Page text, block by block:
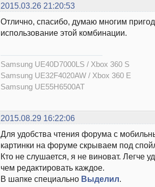
2015.03.26 21:20:53
Отлично, спасибо, думаю многим
использование этой комбинации.
Samsung UE40D7000LS / Xbox 360 S
Samsung UE32F4020AW / Xbox 360 E
Samsung UE55H6500AT
2015.08.29 16:22:06
Для удобства чтения форума с
картинки на форуме скрываем под
Кто не слушается, я не виноват. Легче
чем редактировать каждое.
В шапке специально Выделил.